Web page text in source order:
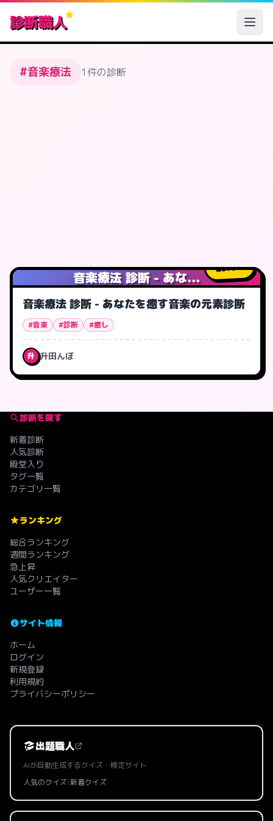
診断職人
#音楽療法 1件の診断
音楽療法 診断 - あな...
20人
音楽療法 診断 - あなたを癒す音楽の元素診断
#音楽 #診断 #癒し
升 升田んぼ
診断を探す
新着診断
人気診断
殿堂入り
タグ一覧
カテゴリ一覧
ランキング
総合ランキング
週間ランキング
急上昇
人気クリエイター
ユーザー一覧
サイト情報
ホーム
ログイン
新規登録
利用規約
プライバシーポリシー
出題職人
AIが自動生成するクイズ・検定サイト
人気のクイズ|新着クイズ